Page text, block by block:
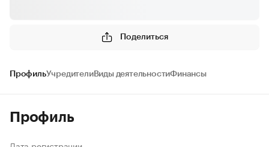
Поделиться
ПрофильУчредителиВиды деятельностиФинансы
Профиль